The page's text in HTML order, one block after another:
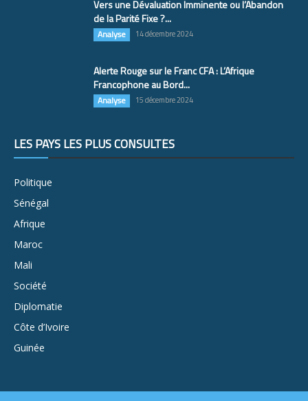
Vers une Dévaluation Imminente ou l’Abandon
de la Parité Fixe ?...
Analyse 14 décembre 2024
Alerte Rouge sur le Franc CFA : L’Afrique
Francophone au Bord...
Analyse 15 décembre 2024
LES PAYS LES PLUS CONSULTÉS
Politique
Sénégal
Afrique
Maroc
Mali
Société
Diplomatie
Côte d’Ivoire
Guinée